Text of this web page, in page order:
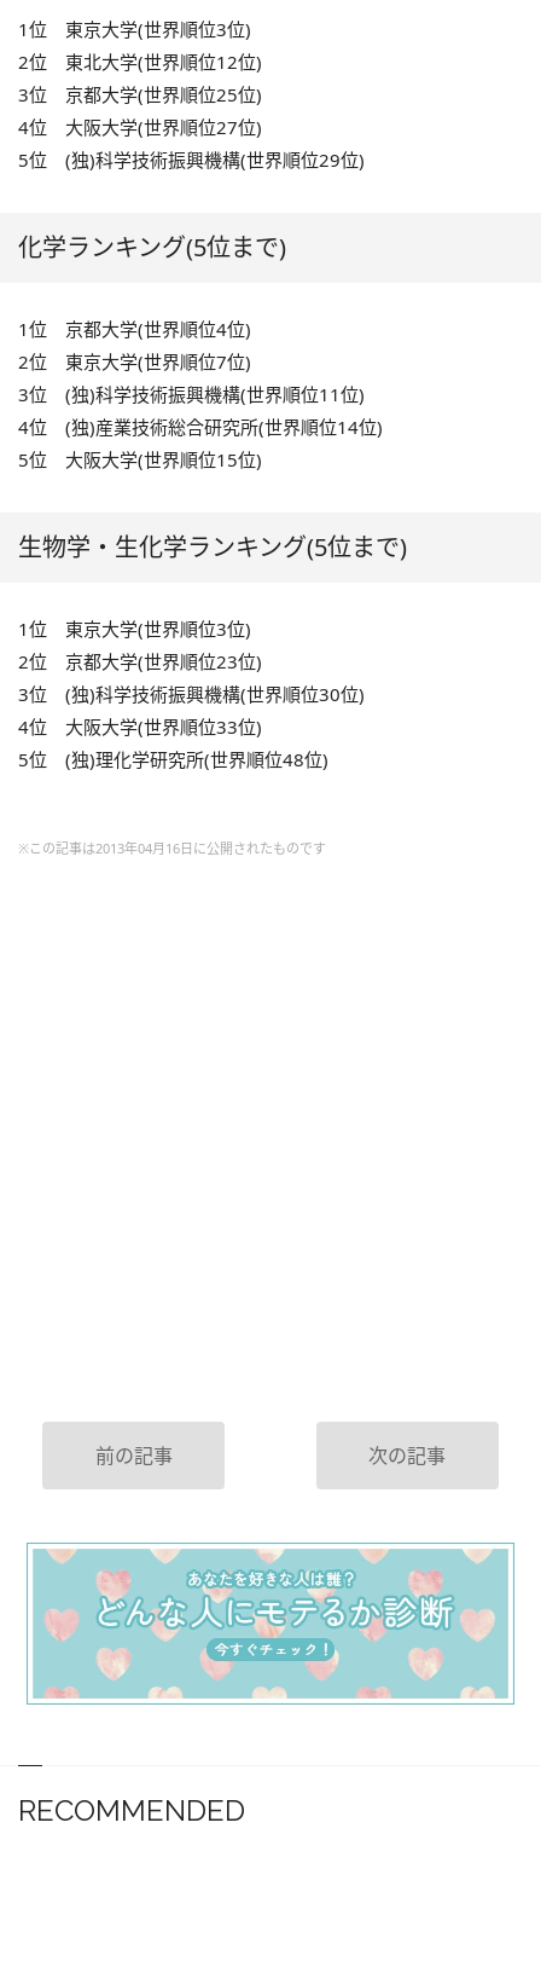
1位 東京大学(世界順位3位)
2位 東北大学(世界順位12位)
3位 京都大学(世界順位25位)
4位 大阪大学(世界順位27位)
5位 (独)科学技術振興機構(世界順位29位)
化学ランキング(5位まで)
1位 京都大学(世界順位4位)
2位 東京大学(世界順位7位)
3位 (独)科学技術振興機構(世界順位11位)
4位 (独)産業技術総合研究所(世界順位14位)
5位 大阪大学(世界順位15位)
生物学・生化学ランキング(5位まで)
1位 東京大学(世界順位3位)
2位 京都大学(世界順位23位)
3位 (独)科学技術振興機構(世界順位30位)
4位 大阪大学(世界順位33位)
5位 (独)理化学研究所(世界順位48位)
※この記事は2013年04月16日に公開されたものです
前の記事 次の記事
RECOMMENDED